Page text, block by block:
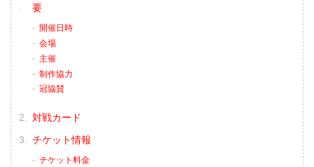
要
開催日時
会場
主催
制作協力
冠協賛
対戦カード
チケット情報
チケット料金